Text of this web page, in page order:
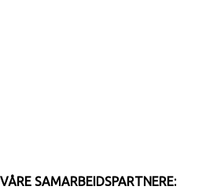
VÅRE SAMARBEIDSPARTNERE: